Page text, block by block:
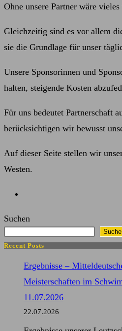
Ohne unsere Partner wäre
Gleichzeitig sind es vor allem
sie die Grundlage für unser
Unsere Sponsorinnen und
halten, steigende Kosten
Für uns bedeutet Partnerschaft
berücksichtigen wir bewusst
Auf dieser Seite stellen wir
Westen.
Suchen
Recent Posts
Ergebnisse –
Meisterschaften im
11.07.2026
22.07.2026